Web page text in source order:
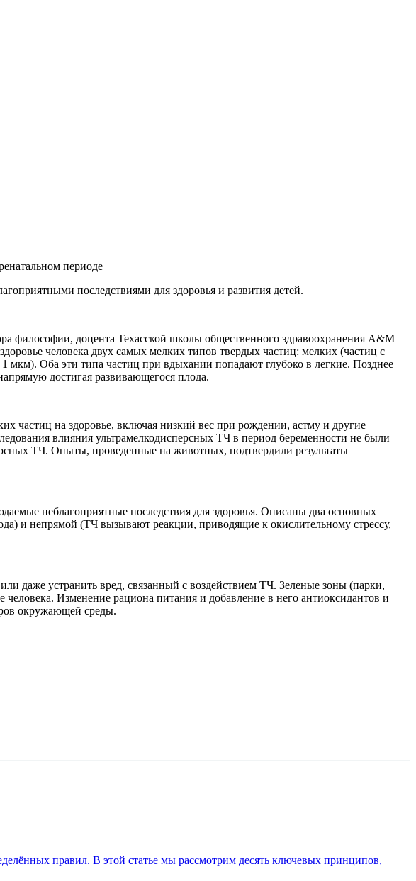
периоде
последствиями для здоровья и развития детей.
философии, доцента Техасской школы общественного здравоохранения A&M
человека двух самых мелких типов твердых частиц: мелких (частиц с
мкм). Оба эти типа частиц при вдыхании попадают глубоко в легкие. Позднее
достигая развивающегося плода.
частиц на здоровье, включая низкий вес при рождении, астму и другие
влияния ультрамелкодисперсных ТЧ в период беременности не были
ТЧ. Опыты, проведенные на животных, подтвердили результаты
неблагоприятные последствия для здоровья. Описаны два основных
и непрямой (ТЧ вызывают реакции, приводящие к окислительному стрессу,
даже устранить вред, связанный с воздействием ТЧ. Зеленые зоны (парки,
Изменение рациона питания и добавление в него антиоксидантов и
окружающей среды.
правил. В этой статье мы рассмотрим десять ключевых принципов,